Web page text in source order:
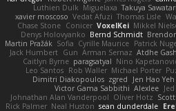
Luthien Dulk Miguelaxa Takuya Sawatari
xavier moscoso Vedat Afuzi Thomas Lisle
Chase Stone Conicer VoxelKei Mikkel
Denys Holovyanko Bernd Schmidt
Martin Pražák Sofia Cyrille Maurice Patrick
Jack Humbert Gun Arman Sernaz Atdhe
Caitlyn Byrne paragsatyal Nino
Leo Santos Rob Waller Michael Porter
Dimitri Diakopoulos zgred Jen Hao Yeh
Victor Gama Sabbithi Alexlee
Johnathan Alan Vanderpool Oliver Hotz
Rick Palmer Neal Huston sean dunderdale